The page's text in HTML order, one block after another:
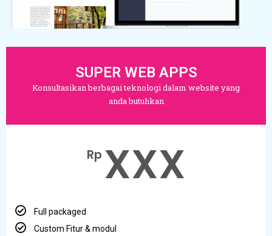
SUPER WEB APPS
Konsultasikan berbagai teknologi dalam website yang
anda butuhkan
Rp XXX
Full packaged
Custom Fitur & modul